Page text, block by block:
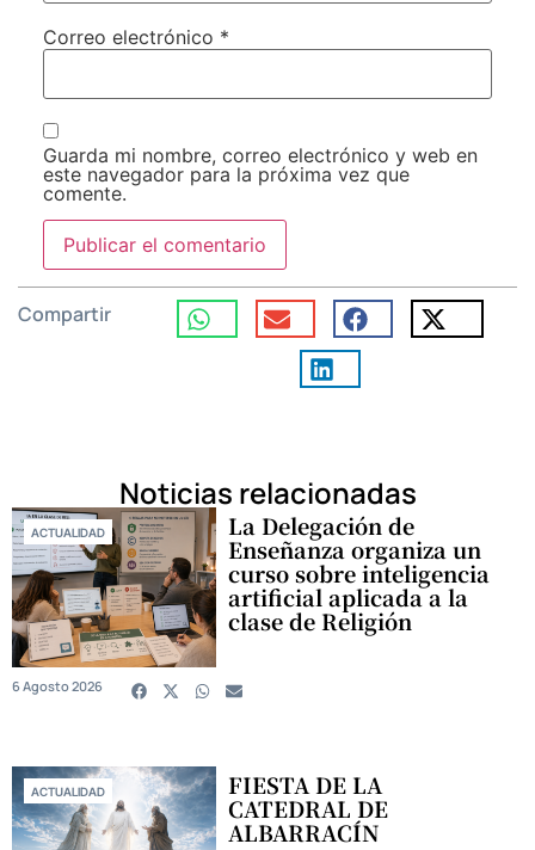
Correo electrónico *
Guarda mi nombre, correo electrónico y web en
este navegador para la próxima vez que
comente.
Compartir
Noticias relacionadas
ACTUALIDAD La Delegación de
Enseñanza organiza un
curso sobre inteligencia
artificial aplicada a la
clase de Religión
6 Agosto 2026
ACTUALIDAD FIESTA DE LA
CATEDRAL DE
ALBARRACÍN